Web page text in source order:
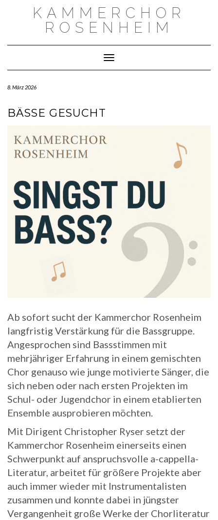
KAMMERCHOR
ROSENHEIM
Toggle Navigation
8. März 2026
BÄSSE GESUCHT
Ab sofort sucht der Kammerchor Rosenheim
langfristig Verstärkung für die Bassgruppe.
Angesprochen sind Bassstimmen mit
mehrjähriger Erfahrung in einem gemischten
Chor genauso wie junge motivierte Sänger, die
sich neben oder nach ersten Projekten im
Schul- oder Jugendchor in einem etablierten
Ensemble ausprobieren möchten.
Mit Dirigent Christopher Ryser setzt der
Kammerchor Rosenheim einerseits einen
Schwerpunkt auf anspruchsvolle a-cappella-
Literatur, arbeitet für größere Projekte aber
auch immer wieder mit Instrumentalisten
zusammen und konnte dabei in jüngster
Vergangenheit große Werke der Chorliteratur